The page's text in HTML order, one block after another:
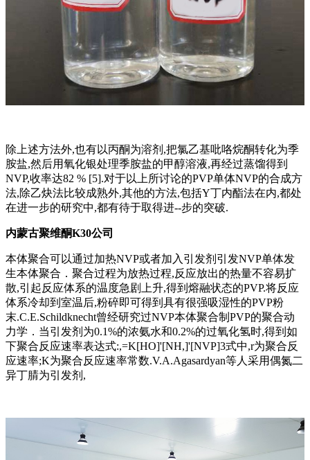
除上述方法外,也有以丙酮为溶剂,把氯乙基吡咯烷酮转化为季
胺盐,然后用氧化银处理季胺盐的甲醇溶液,再经过蒸馏得到
NVP,收率达82 % [5].对于以上所讨论的PVP单体NVP的合成方
法,除乙炔法比较成熟外,其他的方法,包括Y丁内酯法在内,都处
在进一步的研究中,都有待于取得进--步的突破.
内蒙古聚维酮K30公司
本体聚合可以通过加热NVP或者加入引发剂引发NVP单体发
生本体聚合．聚合过程为放热过程,反应放出的热量不容易扩
散,引起反应体系的温度急剧上升,得到熔融状态的PVP.将反应
体系冷却到室温后,粉碎即可得到具有很强吸湿性的PVP粉
末.C.E.Schildknecht曾经研究过NVP本体聚合制PVP的聚合动
力学．当引发剂为0.1%的浓氨水和0.2%的过氧化氢时,得到如
下聚合反应速率表达式:,=K[HO]'[NH,]'[NVP]3式中,r为聚合反
应速率;K为聚合反应速率常数.V.A.Agasardyan等人采用偶氮二
异丁腈为引发剂,